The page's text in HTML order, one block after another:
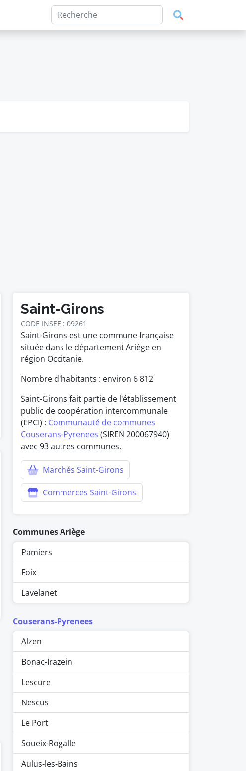
Saint-Girons
CODE INSEE : 09261
Saint-Girons est une commune française
située dans le département Ariège en
région Occitanie.
Nombre d'habitants : environ 6 812
Saint-Girons fait partie de l'établissement
public de coopération intercommunale
(EPCI) : Communauté de communes
Couserans-Pyrenees (SIREN 200067940)
avec 93 autres communes.
Marchés Saint-Girons
Commerces Saint-Girons
Communes Ariège
Pamiers
Foix
Lavelanet
Couserans-Pyrenees
Alzen
Bonac-Irazein
Lescure
Nescus
Le Port
Soueix-Rogalle
Aulus-les-Bains